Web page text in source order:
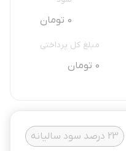
0 تومان
مبلغ کل پرداختی
0 تومان
23 درصد سود سالیانه